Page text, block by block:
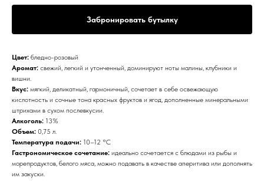
Забронировать бутылку
Цвет: бледно-розовый
Аромат: свежий, легкий и утонченный, доминируют ноты малины, клубники и
вишни.
Вкус: мягкий, деликатный, гармоничный, сочетает в себе освежающую
кислотность и сочные тона красных фруктов и ягод, дополненные минеральными
штрихами в сухом послевкусии.
Алкоголь: 13%
Объем: 0,75 л.
Температура подачи: 10–12 °С
Гастрономическое сочетание: идеально сочетается с блюдами из рыбы и
морепродуктов, белого мяса, можно подавать в качестве аперитива или дополнять
им закуски.